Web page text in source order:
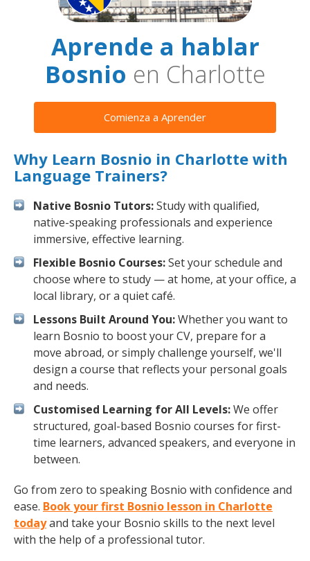
Aprende a hablar
Bosnio en Charlotte
Comienza a Aprender
Why Learn Bosnio in Charlotte with
Language Trainers?
Native Bosnio Tutors:Study with qualified,
native-speaking professionals and experience
immersive, effective learning.
Flexible Bosnio Courses:Set your schedule and
choose where to study — at home, at your office, a
local library, or a quiet café.
Lessons Built Around You:Whether you want to
learn Bosnio to boost your CV, prepare for a
move abroad, or simply challenge yourself, we'll
design a course that reflects your personal goals
and needs.
Customised Learning for All Levels:We offer
structured, goal-based Bosnio courses for first-
time learners, advanced speakers, and everyone in
between.
Go from zero to speaking Bosnio with confidence and
ease. Book your first Bosnio lesson in Charlotte
todayand take your Bosnio skills to the next level
with the help of a professional tutor.